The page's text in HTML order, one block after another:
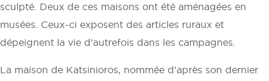
sculpté. Deux de ces maisons ont été aménagées en
musées. Ceux-ci exposent des articles ruraux et
dépeignent la vie d’autrefois dans les campagnes.
La maison de Katsinioros, nommée d’après son dernier